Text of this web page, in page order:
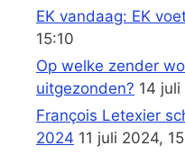
EK vandaag: EK
15:10
Op welke zender
uitgezonden? 14
François Letexier
2024 11 juli 2024,